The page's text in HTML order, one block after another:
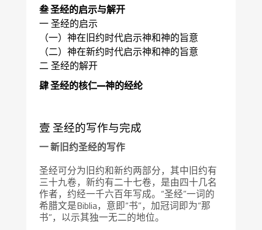
叁 圣经的启示与解开
一 圣经的启示
（一）神在旧约时代启示神和神的旨意
（二）神在新约时代启示神和神的旨意
二 圣经的解开
肆 圣经的核仁—神的经纶
壹 圣经的写作与完成
一 新旧约圣经的写作
圣经可分为旧约和新约两部分，其中旧约有
三十九卷，新约有二十七卷，是由四十几名
作者，约经一千六百年写成。“圣经”一词的
希腊文是Biblia，意即“书”，加冠词即为“那
书”，以示其独一无二的地位。